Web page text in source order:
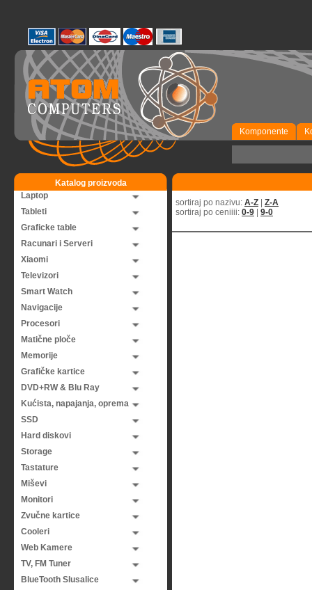
Komponente
Katalog proizvoda
Laptop
Tableti
Graficke table
Racunari i Serveri
Xiaomi
Televizori
Smart Watch
Navigacije
Procesori
Matične ploče
Memorije
Grafičke kartice
DVD+RW & Blu Ray
Kućista, napajanja, oprema
SSD
Hard diskovi
Storage
Tastature
Miševi
Monitori
Zvučne kartice
Cooleri
Web Kamere
TV, FM Tuner
BlueTooth Slusalice
sortiraj po nazivu: A-Z
Z-A
sortiraj po ceniiii: 0-9 9-0